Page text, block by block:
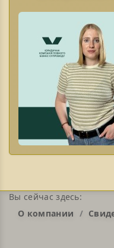
Вы сейчас здесь:
О компании